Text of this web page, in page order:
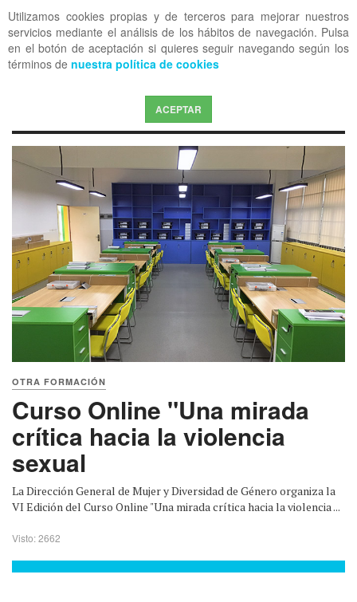
Utilizamos cookies propias y de terceros para mejorar nuestros
servicios mediante el análisis de los hábitos de navegación. Pulsa
en el botón de aceptación si quieres seguir navegando según los
términos de nuestra política de cookies
ACEPTAR
OFF CANVAS
OTRA FORMACIÓN
Curso Online "Una mirada
crítica hacia la violencia
sexual
La Dirección General de Mujer y Diversidad de Género organiza la
VI Edición del Curso Online "Una mirada crítica hacia la violencia ...
Visto: 2662